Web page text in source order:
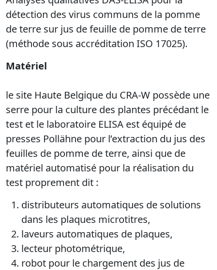
détection des virus communs de la pomme
de terre sur jus de feuille de pomme de terre
(méthode sous accréditation ISO 17025).
Matériel
le site Haute Belgique du CRA-W possède une
serre pour la culture des plantes précédant le
test et le laboratoire ELISA est équipé de
presses Pollähne pour l’extraction du jus des
feuilles de pomme de terre, ainsi que de
matériel automatisé pour la réalisation du
test proprement dit :
distributeurs automatiques de solutions
dans les plaques microtitres,
laveurs automatiques de plaques,
lecteur photométrique,
robot pour le chargement des jus de